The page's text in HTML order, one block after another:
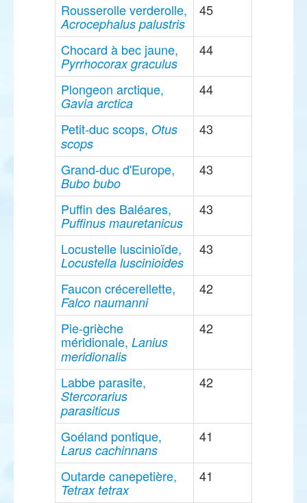
Rousserolle verderolle,
Acrocephalus palustris
45
Chocard à bec jaune,
Pyrrhocorax graculus
44
Plongeon arctique,
Gavia arctica
44
Petit-duc scops, Otus
scops
43
Grand-duc d'Europe,
Bubo bubo
43
Puffin des Baléares,
Puffinus mauretanicus
43
Locustelle luscinioïde,
Locustella luscinioides
43
Faucon crécerellette,
Falco naumanni
42
Pie-grièche
méridionale, Lanius
meridionalis
42
Labbe parasite,
Stercorarius
parasiticus
42
Goéland pontique,
Larus cachinnans
41
Outarde canepetière,
Tetrax tetrax
41